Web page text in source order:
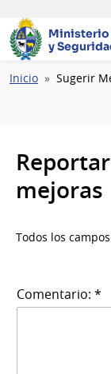
Ministerio
y
Ruta
Inicio Sugerir
mejoras
Todos los
Comentario: *